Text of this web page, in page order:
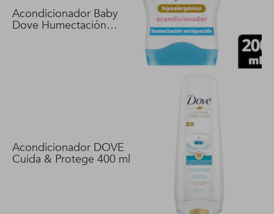
Acondicionador Baby
Dove Humectación
Acondicionador DOVE
Cuida & Protege 400 ml